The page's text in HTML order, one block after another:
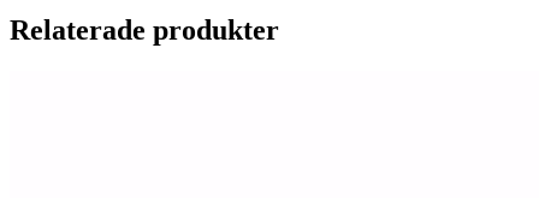
Relaterade produkter